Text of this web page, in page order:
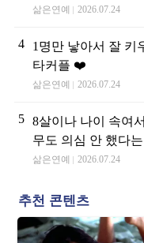
삶은연예 2026.07.24
4
1명만 낳아서 잘 키
타커플 ❤️
삶은연예 2026.07.24
5 8살이나 나이 속여
무도 의심 안 했다
삶은연예 2026.07.24